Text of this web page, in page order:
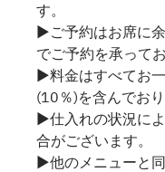
す。
▶ご予約はお席に
でご予約を承ってお
▶料金はすべてお
(10％)を含んでおり
▶仕入れの状況に
合がございます。
▶他のメニューと